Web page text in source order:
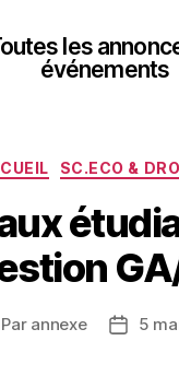
les
événements
SC.ECO &
Par annexe
Date
5